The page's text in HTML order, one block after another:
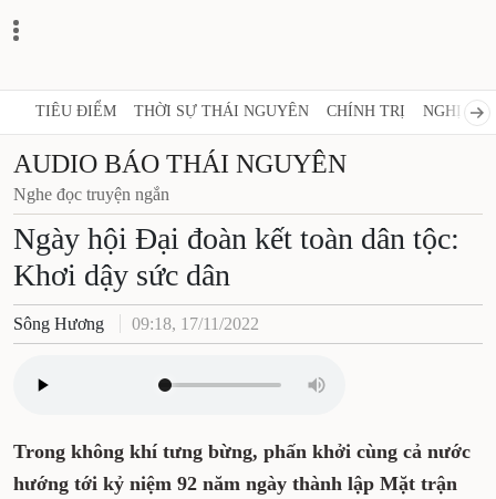
TIÊU ĐIỂM THỜI SỰ THÁI NGUYÊN CHÍNH TRỊ NGHỊ
AUDIO BÁO THÁI NGUYÊN
Nghe đọc truyện ngắn
Ngày hội Đại đoàn kết toàn dân tộc:
Khơi dậy sức dân
Sông Hương 09:18, 17/11/2022
Trong không khí tưng bừng, phấn khởi cùng cả nước
hướng tới kỷ niệm 92 năm ngày thành lập Mặt trận